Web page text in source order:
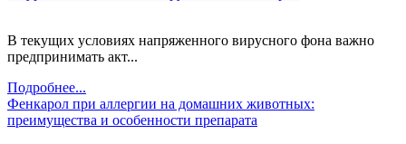
В текущих условиях напряженного вирусного фона важно
предпринимать акт...
Подробнее...
Фенкарол при аллергии на домашних животных:
преимущества и особенности препарата